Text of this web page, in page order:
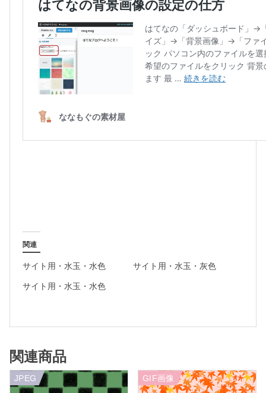
関連
サイト用・水玉・水色 サイト用・水玉・灰色
サイト用・水玉・水色
関連商品
JPEG GIF画像